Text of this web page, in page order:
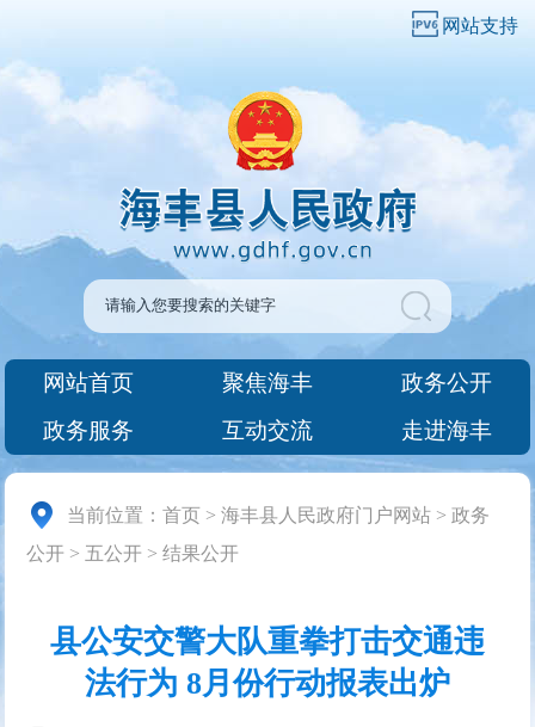
网站支持
网站首页 聚焦海丰
政务公开
政务服务
互动交流 走进海丰
当前位置：首页 >海丰县人民政府门户网站 >政务
公开 > 五公开 >结果公开
县公安交警大队重拳打击交通违
法行为 8月份行动报表出炉